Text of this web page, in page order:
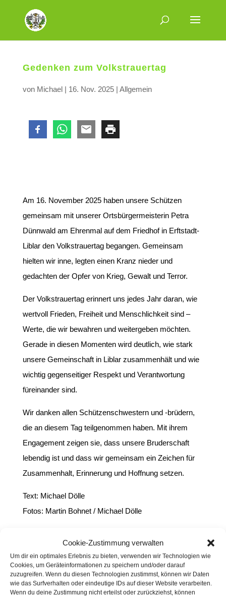
Cookie-Zustimmung verwalten
Um dir ein optimales Erlebnis zu bieten, verwenden wir Technologien wie
Cookies, um Geräteinformationen zu speichern und/oder darauf
zuzugreifen. Wenn du diesen Technologien zustimmst, können wir Daten
wie das Surfverhalten oder eindeutige IDs auf dieser Website verarbeiten.
Wenn du deine Zustimmung nicht erteilst oder zurückziehst, können
Gedenken zum Volkstrauertag
von Michael| 16. Nov. 2025| Allgemein
Am 16. November 2025 haben unsere Schützen
gemeinsam mit unserer Ortsbürgermeisterin Petra
Dünnwald am Ehrenmal auf dem Friedhof in Erftstadt-
Liblar den Volkstrauertag begangen. Gemeinsam
hielten wir inne, legten einen Kranz nieder und
gedachten der Opfer von Krieg, Gewalt und Terror.
Der Volkstrauertag erinnert uns jedes Jahr daran, wie
wertvoll Frieden, Freiheit und Menschlichkeit sind –
Werte, die wir bewahren und weitergeben möchten.
Gerade in diesen Momenten wird deutlich, wie stark
unsere Gemeinschaft in Liblar zusammenhält und wie
wichtig gegenseitiger Respekt und Verantwortung
füreinander sind.
Wir danken allen Schützenschwestern und -brüdern,
die an diesem Tag teilgenommen haben. Mit ihrem
Engagement zeigen sie, dass unsere Bruderschaft
lebendig ist und dass wir gemeinsam ein Zeichen für
Zusammenhalt, Erinnerung und Hoffnung setzen.
Text: Michael Dölle
Fotos: Martin Bohnet / Michael Dölle